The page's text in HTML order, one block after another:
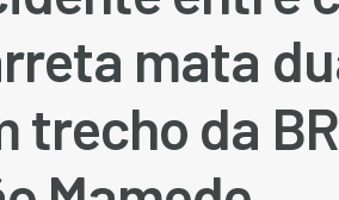
mata
trecho da